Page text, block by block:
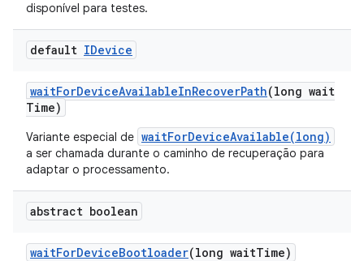
disponível para testes.
default IDevice
waitForDeviceAvailableInRecoverPath(long wait
Time)
Variante especial de waitForDeviceAvailable(long)
a ser chamada durante o caminho de recuperação para
adaptar o processamento.
abstract boolean
waitForDeviceBootloader(long waitTime)